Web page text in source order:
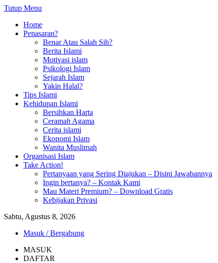
Tutup Menu
Home
Penasaran?
Benar Atau Salah Sih?
Berita Islami
Motivasi islam
Psikologi Islam
Sejarah Islam
Yakin Halal?
Tips Islami
Kehidupan Islami
Bersihkan Harta
Ceramah Agama
Cerita islami
Ekonomi Islam
Wanita Muslimah
Organisasi Islam
Take Action!
Pertanyaan yang Sering Diajukan – Disini Jawabannya
Ingin bertanya? – Kontak Kami
Mau Materi Premium? – Download Gratis
Kebijakan Privasi
Sabtu, Agustus 8, 2026
Masuk / Bergabung
MASUK
DAFTAR